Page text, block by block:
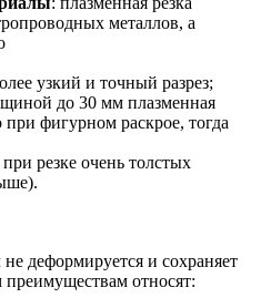
металлов, а
узкий и точный разрез;
до 30 мм плазменная
при фигурном раскрое, тогда
резке очень толстых
деформируется и сохраняет
относят: